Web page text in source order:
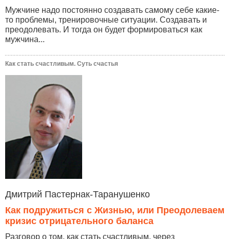
Мужчине надо постоянно создавать самому себе какие-
то проблемы, тренировочные ситуации. Создавать и
преодолевать. И тогда он будет формироваться как
мужчина...
Как стать счастливым. Суть счастья
Дмитрий Пастернак-Таранушенко
Как подружиться с Жизнью, или Преодолеваем
кризис отрицательного баланса
Разговор о том, как стать счастливым, через